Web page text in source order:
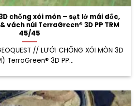
chống xói mòn – sạt lở mái dốc,
vách núi TerraGreen® 3D PP TRM
45/45
// LƯỚI CHỐNG XÓI MÒN 3D
TerraGreen® 3D PP...